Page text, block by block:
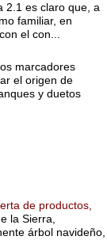
2.1 es claro que, a
familiar, en
el con...
marcadores
el origen de
y duetos
de productos,
la Sierra,
árbol navideño,